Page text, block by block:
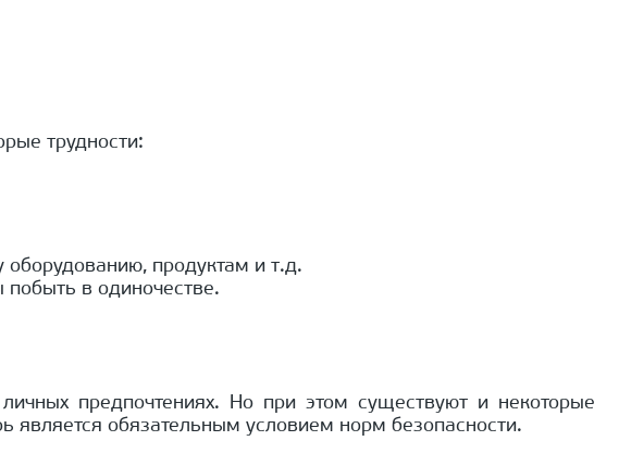
трудности:
оборудованию, продуктам и т.д.
побыть в одиночестве.
предпочтениях. Но при этом существуют и некоторые
является обязательным условием норм безопасности.